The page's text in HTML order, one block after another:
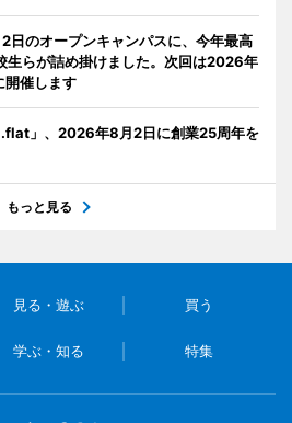
2日のオープンキャンパスに、今年最高
らが詰め掛けました。次回は2026年
開催します
」、2026年8月2日に創業25周年を
もっと見る
見る・遊ぶ 買う
学ぶ・知る 特集